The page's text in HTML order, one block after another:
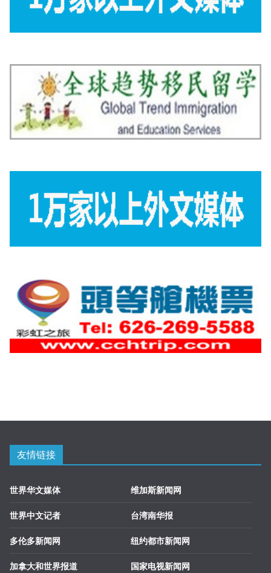
友情链接
世界华文媒体
世界中文记者
多伦多新闻网
加拿大和世界报道
维加斯新闻网
台湾南华报
纽约都市新闻网
国家电视新闻网